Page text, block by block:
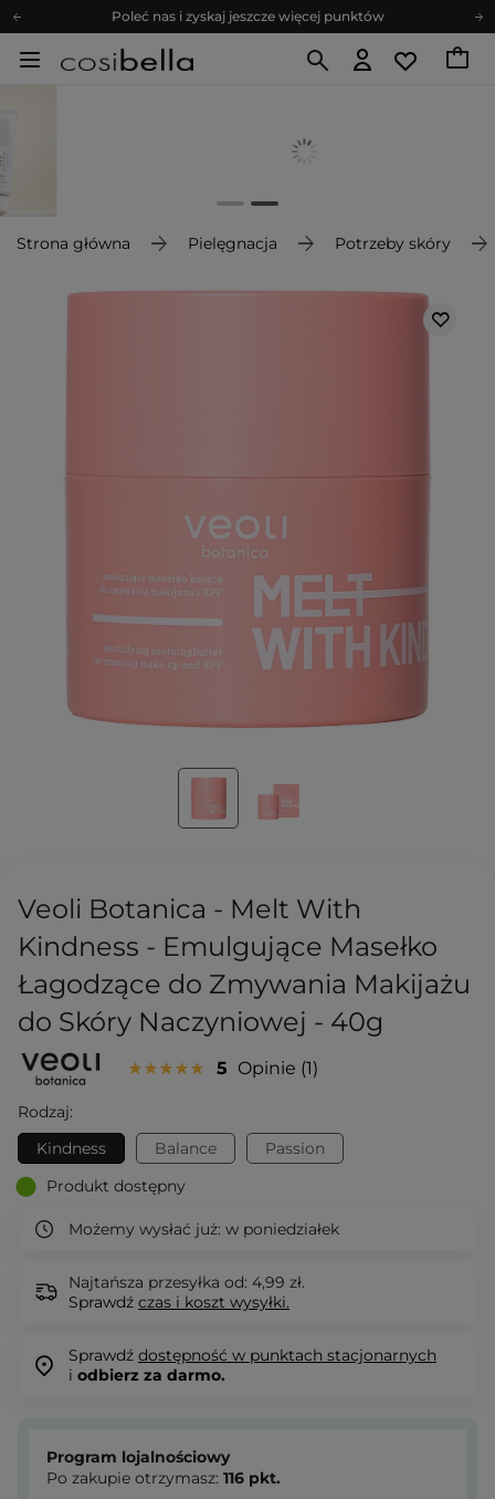
Poleć nas i zyskaj jeszcze więcej punktów
Zapisz się na newsletter pełen porad
Poleć nas i zyskaj jeszcze więcej punktów
Strona główna Pielęgnacja Potrzeby skóry
Veoli Botanica - Melt With
Kindness - Emulgujące Masełko
Łagodzące do Zmywania Makijażu
do Skóry Naczyniowej - 40g
5 Opinie 1
Rodzaj:
Kindness
Balance
Passion
Produkt dostępny
Możemy wysłać już: w poniedziałek
Najtańsza przesyłka od: 4,99 zł.
Sprawdź czas i koszt wysyłki.
Sprawdź dostępność w punktach stacjonarnych
i odbierz za darmo.
Program lojalnościowy
Po zakupie otrzymasz: 116 pkt.